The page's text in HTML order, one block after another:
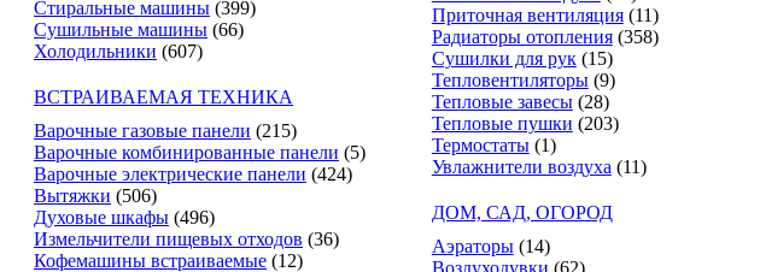
Стиральные машины (399)
Сушильные машины (66)
Холодильники (607)
ВСТРАИВАЕМАЯ ТЕХНИКА
Варочные газовые панели (215)
Варочные комбинированные панели (5)
Варочные электрические панели (424)
Вытяжки (506)
Духовые шкафы (496)
Измельчители пищевых отходов (36)
Кофемашины встраиваемые (12)
Приточная вентиляция (11)
Радиаторы отопления (358)
Сушилки для рук (15)
Тепловентиляторы (9)
Тепловые завесы (28)
Тепловые пушки (203)
Термостаты (1)
Увлажнители воздуха (11)
ДОМ, САД, ОГОРОД
Аэраторы (14)
Воздуходувки (62)